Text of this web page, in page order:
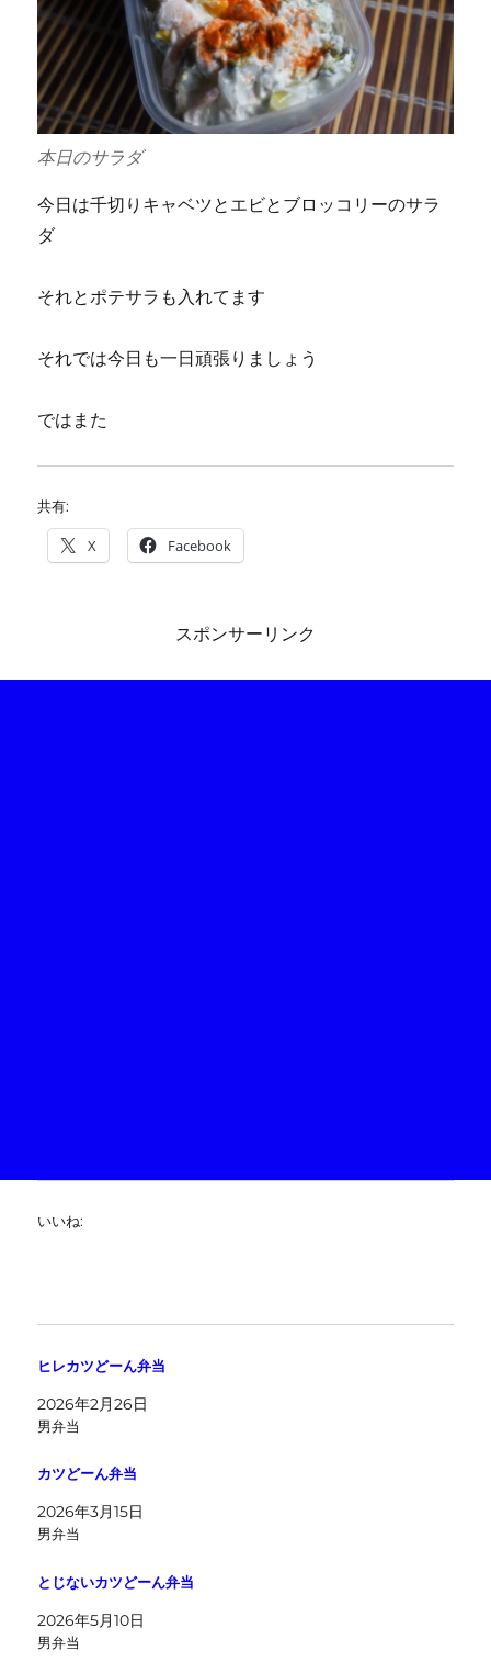
本日のサラダ
今日は千切りキャベツとエビとブロッコリーのサラ
ダ
それとポテサラも入れてます
それでは今日も一日頑張りましょう
ではまた
共有:
X Facebook
スポンサーリンク
いいね:
ヒレカツどーん弁当
2026年2月26日
男弁当
カツどーん弁当
2026年3月15日
男弁当
とじないカツどーん弁当
2026年5月10日
男弁当